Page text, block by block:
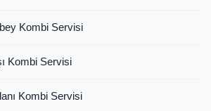
Kombi Servisi
Kombi Servisi
Kombi Servisi